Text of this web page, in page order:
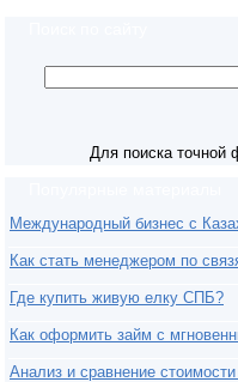
Для поиска точной
Международный бизнес с
Как стать менеджером по
Где купить живую елку СПБ?
Как оформить займ с
Анализ и сравнение